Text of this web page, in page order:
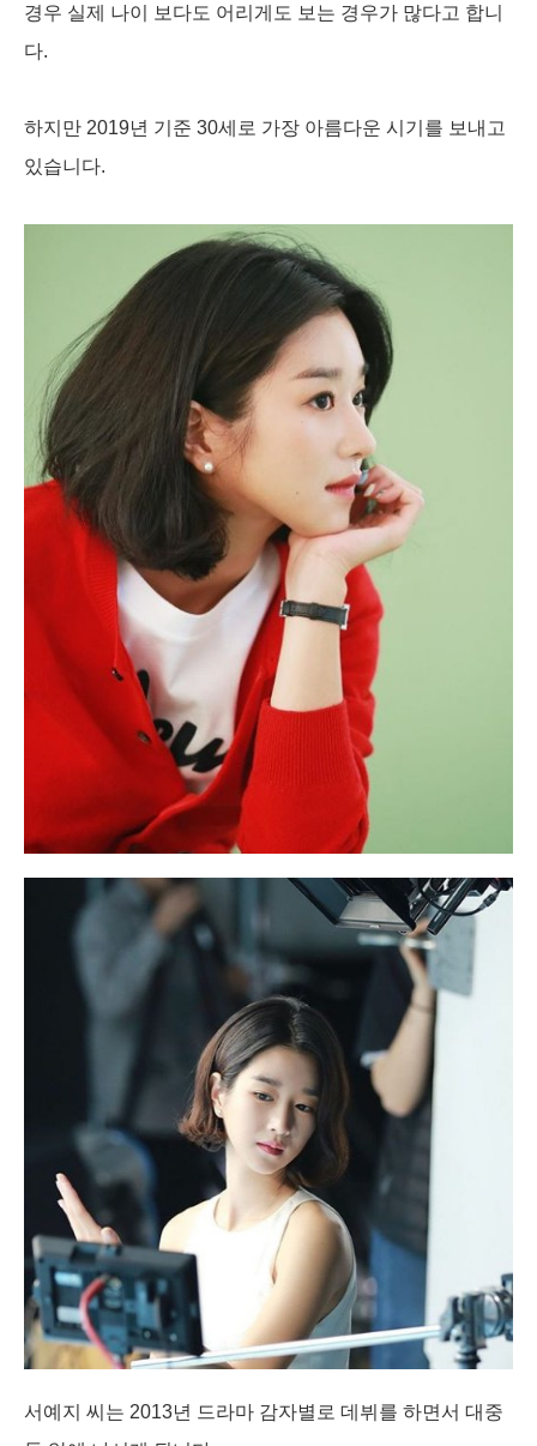
경우 실제 나이 보다도 어리게도 보는 경우가 많다고 합니
다.
하지만 2019년 기준 30세로 가장 아름다운 시기를 보내고
있습니다.
서예지 씨는 2013년 드라마 감자별로 데뷔를 하면서 대중